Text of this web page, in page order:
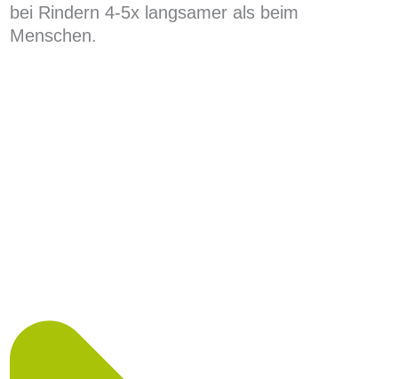
bei Rindern 4-5x langsamer als beim
Menschen.